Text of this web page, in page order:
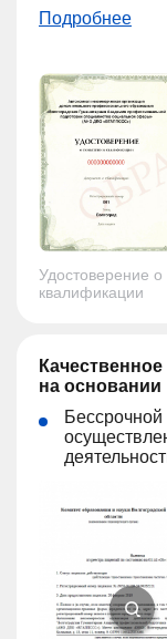
Подробнее
Удостоверение
квалификации
на основании
Бессрочной